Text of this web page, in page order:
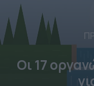
Οι 17